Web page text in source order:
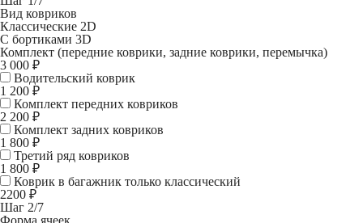
Вид ковриков
Классические 2D
С бортиками 3D
Комплект (передние коврики, задние коврики, перемычка)
3 000 ₽
Водительский коврик
1 200 ₽
Комплект передних ковриков
2 200 ₽
Комплект задних ковриков
1 800 ₽
Третий ряд ковриков
1 800 ₽
Коврик в багажник только классический
2200 ₽
Шаг 2/7
Форма ячеек